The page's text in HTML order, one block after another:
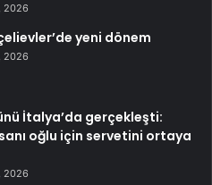
2026
yeni dönem
2026
İtalya’da gerçekleşti:
oğlu için servetini ortaya
2026